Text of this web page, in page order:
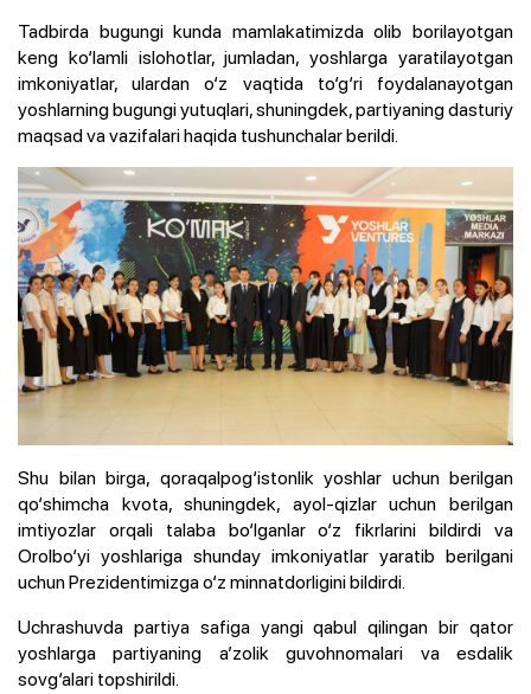
Tadbirda bugungi kunda mamlakatimizda olib borilayotgan
keng ko‘lamli islohotlar, jumladan, yoshlarga yaratilayotgan
imkoniyatlar, ulardan o‘z vaqtida to‘g‘ri foydalanayotgan
yoshlarning bugungi yutuqlari, shuningdek, partiyaning dasturiy
maqsad va vazifalari haqida tushunchalar berildi.
Shu bilan birga, qoraqalpog‘istonlik yoshlar uchun berilgan
qo‘shimcha kvota, shuningdek, ayol-qizlar uchun berilgan
imtiyozlar orqali talaba bo‘lganlar o‘z fikrlarini bildirdi va
Orolbo‘yi yoshlariga shunday imkoniyatlar yaratib berilgani
uchun Prezidentimizga o‘z minnatdorligini bildirdi.
Uchrashuvda partiya safiga yangi qabul qilingan bir qator
yoshlarga partiyaning a’zolik guvohnomalari va esdalik
sovg‘alari topshirildi.